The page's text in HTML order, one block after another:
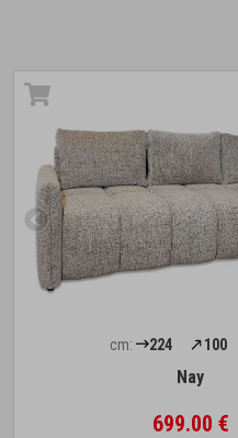
cm: 224 100
Nay
699.00 €